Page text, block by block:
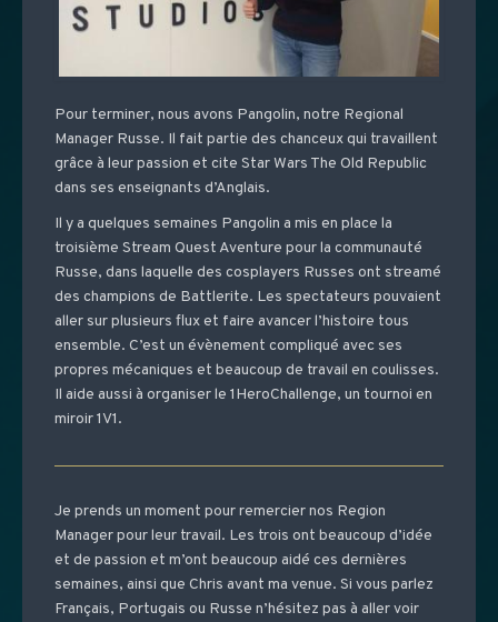
Pour terminer, nous avons Pangolin, notre Regional
Manager Russe. Il fait partie des chanceux qui travaillent
grâce à leur passion et cite Star Wars The Old Republic
dans ses enseignants d’Anglais.
Il y a quelques semaines Pangolin a mis en place la
troisième Stream Quest Aventure pour la communauté
Russe, dans laquelle des cosplayers Russes ont streamé
des champions de Battlerite. Les spectateurs pouvaient
aller sur plusieurs flux et faire avancer l’histoire tous
ensemble. C’est un évènement compliqué avec ses
propres mécaniques et beaucoup de travail en coulisses.
Il aide aussi à organiser le 1HeroChallenge, un tournoi en
miroir 1V1.
Je prends un moment pour remercier nos Region
Manager pour leur travail. Les trois ont beaucoup d’idée
et de passion et m’ont beaucoup aidé ces dernières
semaines, ainsi que Chris avant ma venue. Si vous parlez
Français, Portugais ou Russe n’hésitez pas à aller voir